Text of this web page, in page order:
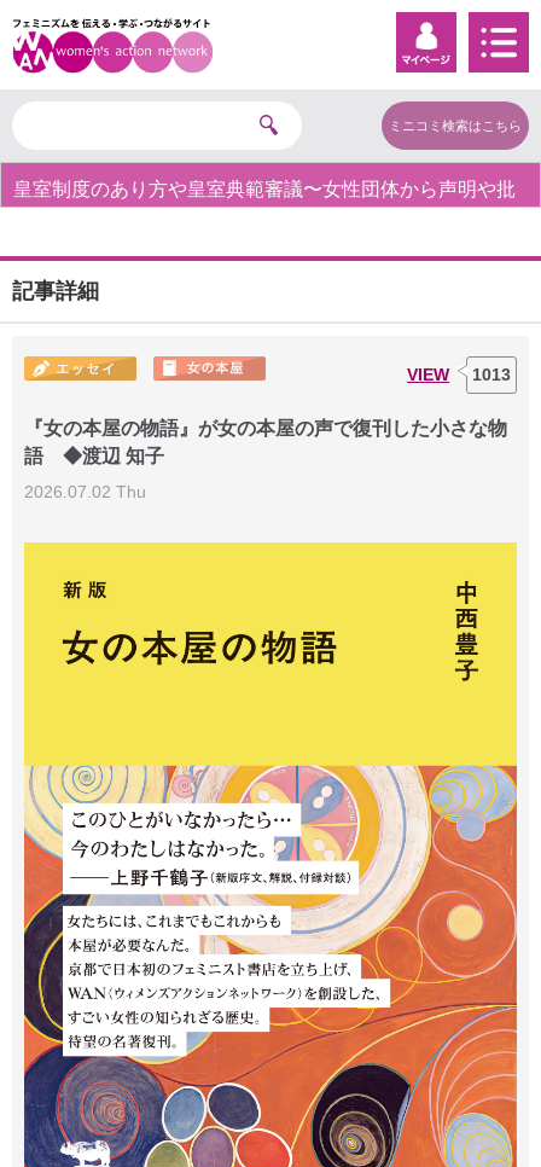
ミニコミ検索はこちら
皇室制度のあり方や皇室典範審議〜女性団体から声明や批
記事詳細
VIEW 1013
『女の本屋の物語』が女の本屋の声で復刊した小さな物
語 ◆渡辺 知子
2026.07.02 Thu